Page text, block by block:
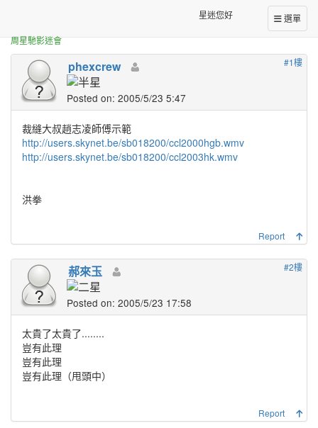
選單
星迷您好
周星馳影迷會
裁縫大叔趙志凌師傅美國教學示範
#1樓
phexcrew
Posted on: 2005/5/23 5:47
裁縫大叔趙志凌師傅示範
http://users.skynet.be/sb018200/ccl2000hgb.wmv
http://users.skynet.be/sb018200/ccl2003hk.wmv
洪拳
Report
#2樓
郝來玉
Posted on: 2005/5/23 17:58
太貴了太貴了........
豈有此理
豈有此理
豈有此理（甩頭中）
Report